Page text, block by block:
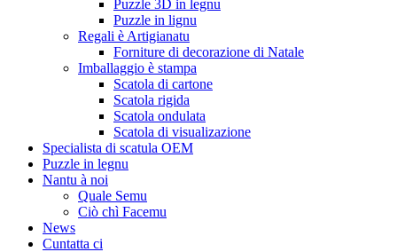
Puzzle 3D in legnu
Puzzle in lignu
Regali è Artigianatu
Forniture di decorazione di Natale
Imballaggio è stampa
Scatola di cartone
Scatola rigida
Scatola ondulata
Scatola di visualizazione
Specialista di scatula OEM
Puzzle in legnu
Nantu à noi
Quale Semu
Ciò chì Facemu
News
Cuntatta ci